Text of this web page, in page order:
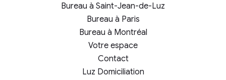
Bureau à Saint-Jean-de-Luz
Bureau à Paris
Bureau à Montréal
Votre espace
Contact
Luz Domiciliation